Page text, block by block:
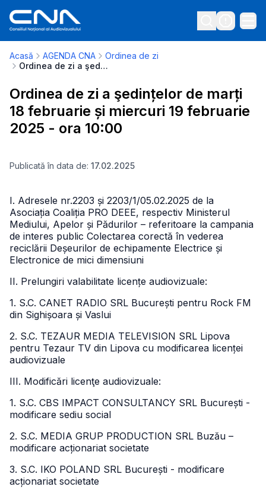
Acasă AGENDA CNA
Ordinea de zi
Ordinea de zi a şedințelor de marți 18 februarie și miercuri 19 februarie 2025 - ora 10:00
Ordinea de zi a şedințelor de marți
18 februarie și miercuri 19 februarie
2025 - ora 10:00
Publicată în data de: 17.02.2025
I. Adresele nr.2203 și 2203/1/05.02.2025 de la
Asociația Coaliția PRO DEEE, respectiv Ministerul
Mediului, Apelor și Pădurilor – referitoare la campania
de interes public Colectarea corectă în vederea
reciclării Deșeurilor de echipamente Electrice și
Electronice de mici dimensiuni
II. Prelungiri valabilitate licențe audiovizuale:
1. S.C. CANET RADIO SRL București pentru Rock FM
din Sighișoara și Vaslui
2. S.C. TEZAUR MEDIA TELEVISION SRL Lipova
pentru Tezaur TV din Lipova cu modificarea licenței
audiovizuale
III. Modificări licenţe audiovizuale:
1. S.C. CBS IMPACT CONSULTANCY SRL București -
modificare sediu social
2. S.C. MEDIA GRUP PRODUCTION SRL Buzău –
modificare acționariat societate
3. S.C. IKO POLAND SRL București - modificare
acționariat societate